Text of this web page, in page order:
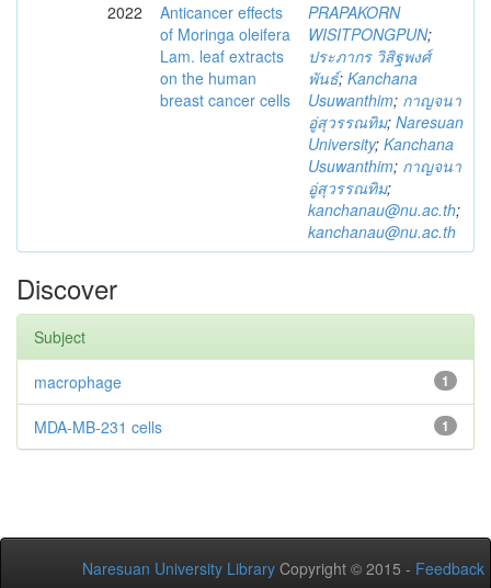
2022
Anticancer effects
of Moringa oleifera
Lam. leaf extracts
on the human
breast cancer cells
PRAPAKORN
WISITPONGPUN;
ประภากร วิสิฐพงศ์
พันธ์; Kanchana
Usuwanthim; กาญจนา
อู่สุวรรณทิม; Naresuan
University; Kanchana
Usuwanthim; กาญจนา
อู่สุวรรณทิม;
kanchanau@nu.ac.th;
kanchanau@nu.ac.th
Discover
Subject
1
macrophage
1
MDA-MB-231 cells
Naresuan University Library Copyright © 2015 - Feedback